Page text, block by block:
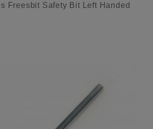
Freesbit Safety Bit Left Handed